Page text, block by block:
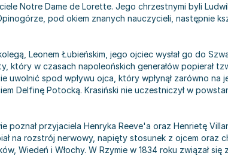
Notre Dame de Lorette. Jego chrzestnymi byli
pod okiem znanych nauczycieli, następnie
Leonem Łubieńskim, jego ojciec wysłał go do
który w czasach napoleońskich generałów popierał
uwolnić spod wpływu ojca, który wpłynął zarówno
Delfinę Potocką. Krasiński nie uczestniczył w
poznał przyjaciela Henryka Reeve'a oraz Henrietę
na rozstrój nerwowy, napięty stosunek z ojcem oraz
Wiedeń i Włochy. W Rzymie w 1834 roku związał